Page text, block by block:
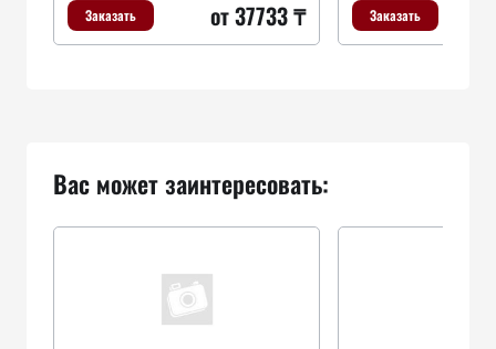
Заказать от 37733 ₸ Заказать
Вас может заинтересовать: